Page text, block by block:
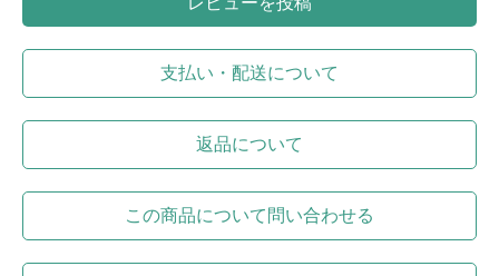
支払い・配送について
返品について
この商品について問い合わせる